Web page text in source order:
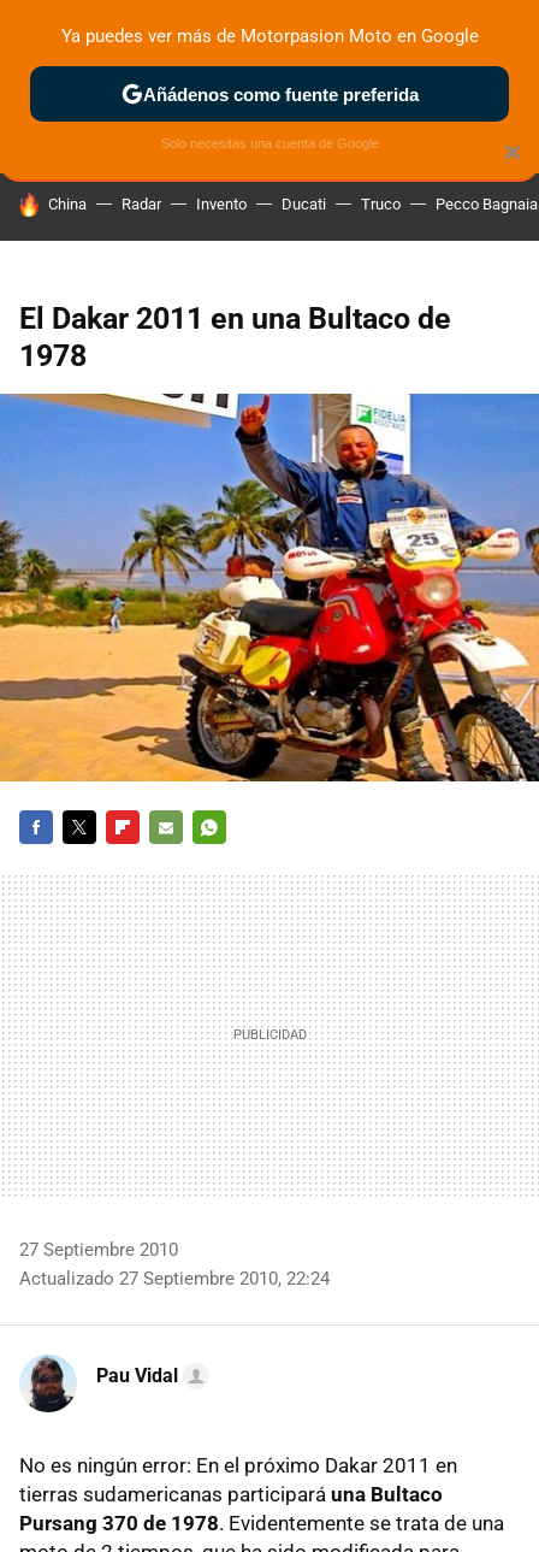
ZONA DE PRUEBAS DEPORTIVAS MOTOS ELÉCTRICAS
HOY SE HABLA DE
China Radar Invento Ducati Truco Pecco Bagnaia
El Dakar 2011 en una Bultaco de
1978
MAIL
27 Septiembre 2010
Actualizado 27 Septiembre 2010, 22:24
Pau Vidal
No es ningún error: En el próximo Dakar 2011 en
tierras sudamericanas participará una Bultaco
Pursang 370 de 1978. Evidentemente se trata de una
×
Ya puedes ver más de Motorpasion Moto en Google
Añádenos como fuente preferida
Solo necesitas una cuenta de Google